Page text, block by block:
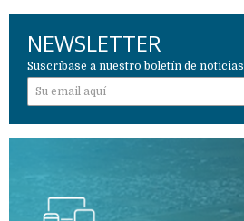
NEWSLETTER
Suscríbase a nuestro boletín de noticias